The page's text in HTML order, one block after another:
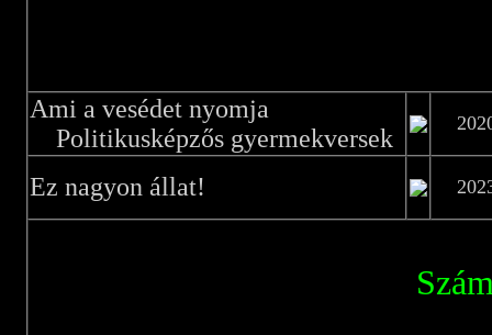
Ami a vesédet nyomja
Politikusképzős gyermekversek
Ez nagyon állat!